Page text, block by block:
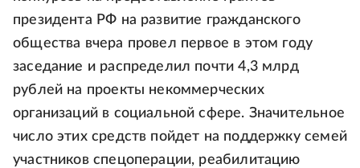
президента РФ на развитие гражданского
общества вчера провел первое в этом году
заседание и распределил почти 4,3 млрд
рублей на проекты некоммерческих
организаций в социальной сфере. Значительное
число этих средств пойдет на поддержку семей
участников спецоперации, реабилитацию